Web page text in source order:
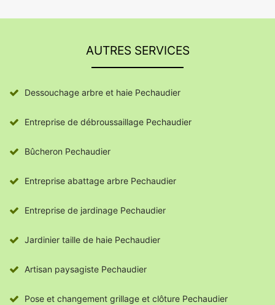
AUTRES SERVICES
Dessouchage arbre et haie Pechaudier
Entreprise de débroussaillage Pechaudier
Bûcheron Pechaudier
Entreprise abattage arbre Pechaudier
Entreprise de jardinage Pechaudier
Jardinier taille de haie Pechaudier
Artisan paysagiste Pechaudier
Pose et changement grillage et clôture Pechaudier